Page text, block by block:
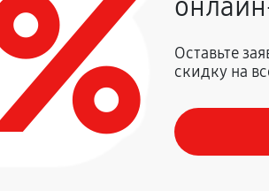
Оставьте
скидку на